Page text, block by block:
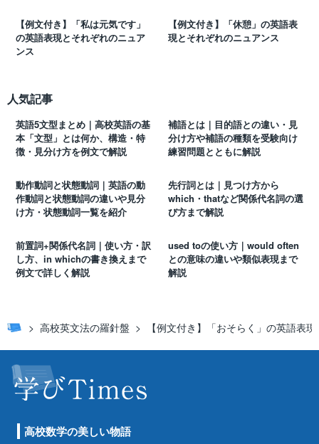
【例文付き】「私は元気です」
の英語表現とそれぞれのニュア
ンス
【例文付き】「休憩」の英語表
現とそれぞれのニュアンス
人気記事
英語5文型まとめ｜高校英語の基
本「文型」とは何か、構造・特
徴・見分け方を例文で解説
補語とは｜目的語との違い・見
分け方や補語の種類を受験向け
練習問題とともに解説
動作動詞と状態動詞｜英語の動
作動詞と状態動詞の違いや見分
け方・状態動詞一覧を紹介
先行詞とは｜見つけ方から
which・thatなど関係代名詞の選
び方まで解説
前置詞+関係代名詞｜使い方・訳
し方、in whichの書き換えまで
例文で詳しく解説
used toの使い方｜would often
との意味の違いや類似表現まで
解説
高校英文法の羅針盤 【例文付き】「おそらく」の英語表
高校数学の美しい物語